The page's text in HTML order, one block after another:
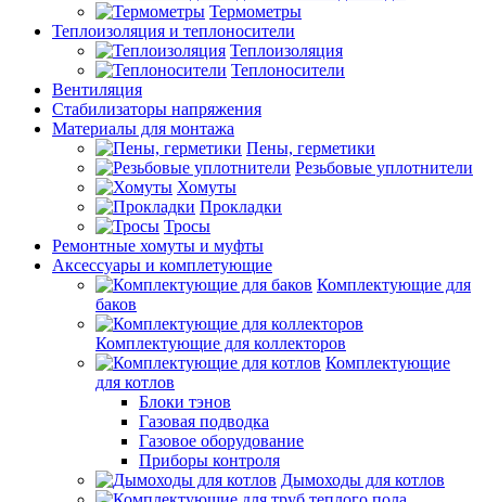
Термометры
Теплоизоляция и теплоносители
Теплоизоляция
Теплоносители
Вентиляция
Стабилизаторы напряжения
Материалы для монтажа
Пены, герметики
Резьбовые уплотнители
Хомуты
Прокладки
Тросы
Ремонтные хомуты и муфты
Аксессуары и комплетующие
Комплектующие для
баков
Комплектующие для коллекторов
Комплектующие
для котлов
Блоки тэнов
Газовая подводка
Газовое оборудование
Приборы контроля
Дымоходы для котлов